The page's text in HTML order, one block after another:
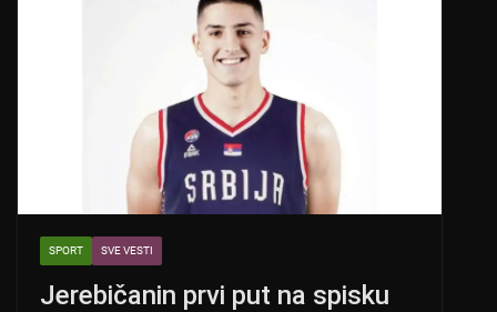
SPORT SVE VESTI
Jerebičanin prvi put na spisku